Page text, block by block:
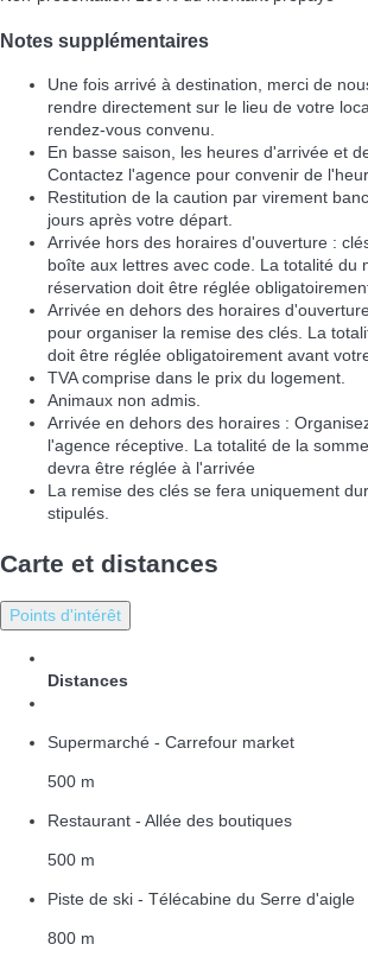
Notes supplémentaires
Une fois arrivé à destination, merci de
rendre directement sur le lieu de votre
rendez-vous convenu.
En basse saison, les heures d'arrivée et
Contactez l'agence pour convenir de
Restitution de la caution par virement
jours après votre départ.
Arrivée hors des horaires d'ouverture :
boîte aux lettres avec code. La totalité du
réservation doit être réglée
Arrivée en dehors des horaires
pour organiser la remise des clés. La
doit être réglée obligatoirement avant
TVA comprise dans le prix du logement.
Animaux non admis.
Arrivée en dehors des horaires :
l'agence réceptive. La totalité de la
devra être réglée à l'arrivée
La remise des clés se fera uniquement
stipulés.
Carte et distances
Points d'intérêt
Distances
Supermarché - Carrefour market
500 m
Restaurant - Allée des boutiques
500 m
Piste de ski - Télécabine du Serre d'aigle
800 m